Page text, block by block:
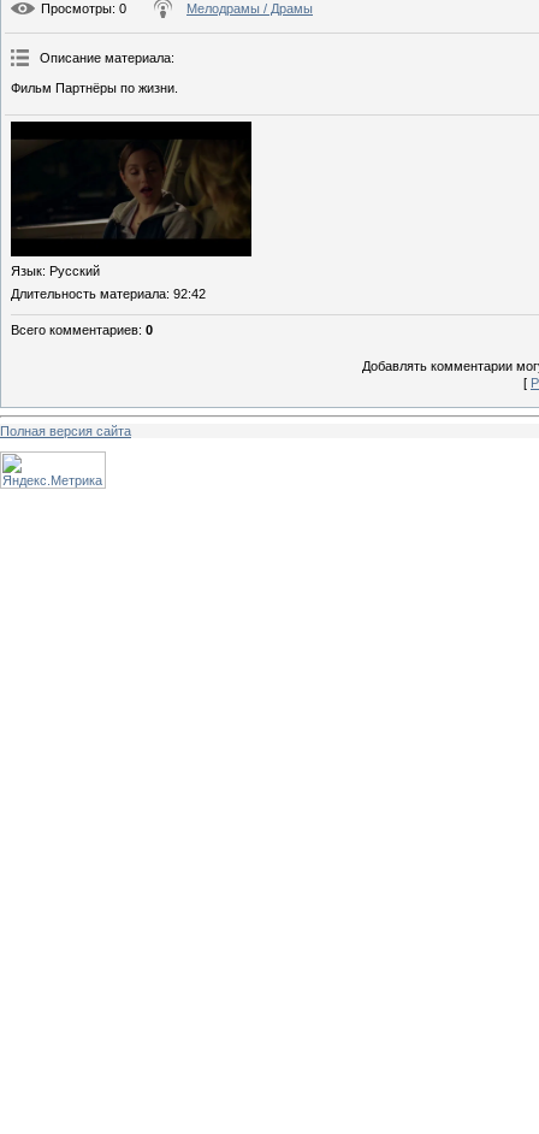
Просмотры: 0 Мелодрамы / Драмы
Описание материала:
Фильм Партнёры по жизни.
Язык: Русский
Длительность материала: 92:42
Всего комментариев: 0
Добавлять комментарии
[
Полная версия сайта